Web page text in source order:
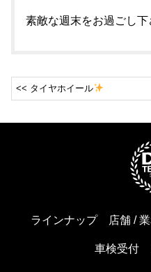
素敵な週末をお過ごし下
<< タイヤホイール
ラインナップ 店舗 /
車検受付